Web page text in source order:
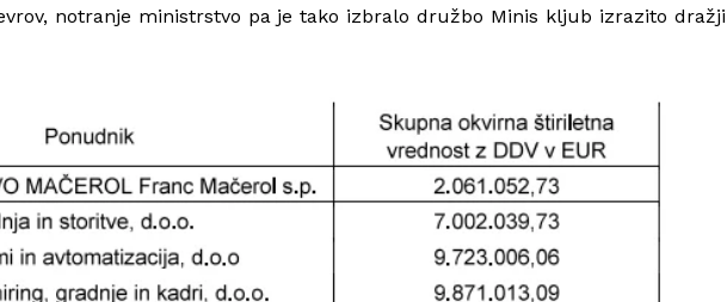
notranje ministrstvo pa je tako izbralo družbo Minis kljub izrazito dražji